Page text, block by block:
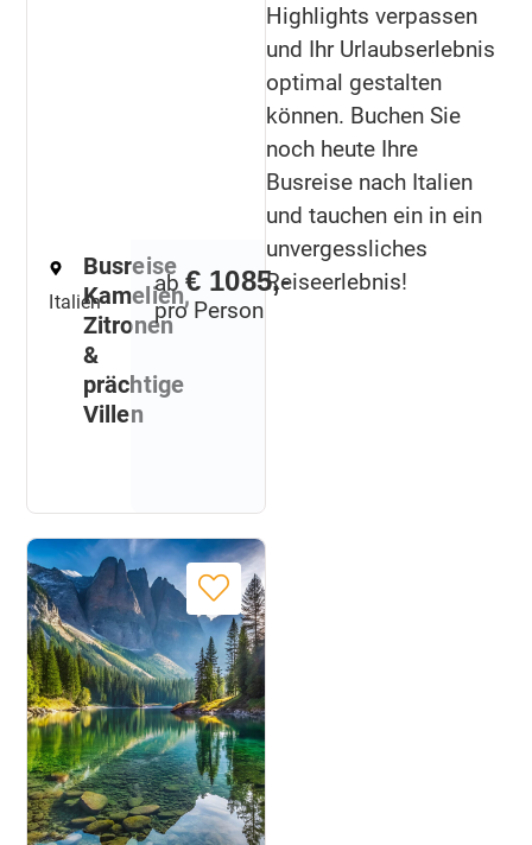
Italien
Busreise
Kamelien,
Zitronen
&
prächtige
Villen
ab € 1085,-
pro Person
Highlights verpassen
und Ihr Urlaubserlebnis
optimal gestalten
können. Buchen Sie
noch heute Ihre
Busreise nach Italien
und tauchen ein in ein
unvergessliches
Reiseerlebnis!